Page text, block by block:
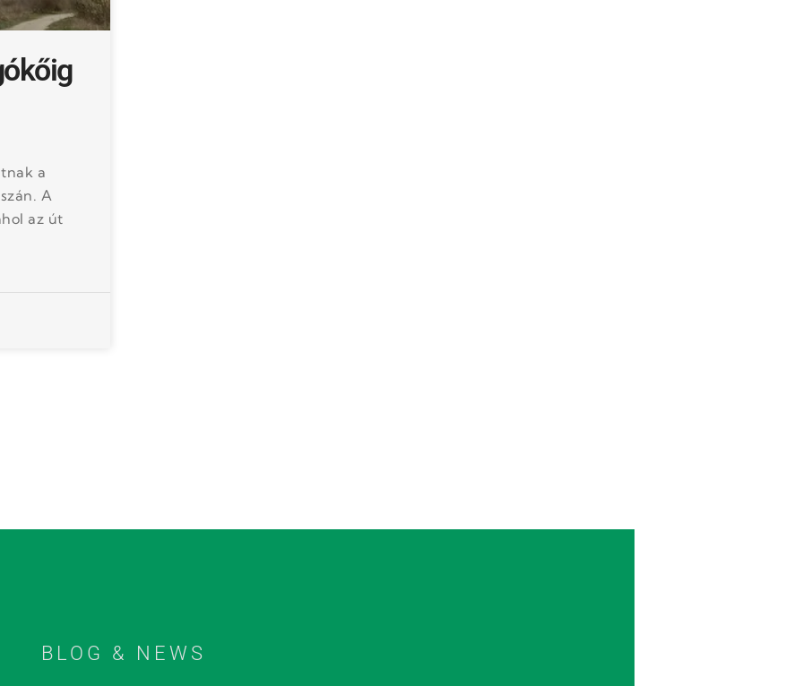
a
A
az út
BLOG & NEWS